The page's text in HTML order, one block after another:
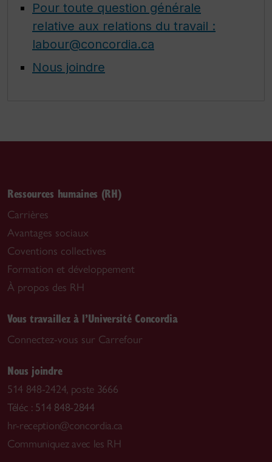
Pour toute question générale
relative aux relations du travail :
labour@concordia.ca
Nous joindre
Ressources humaines (RH)
Carrières
Avantages sociaux
Coventions collectives
Formation et développement
À propos des RH
Vous travaillez à l’Université Concordia
Connectez-vous sur Carrefour
Nous joindre
514 848-2424, poste 3666
Téléc : 514 848-2844
hr-reception@concordia.ca
Communiquez avec les RH